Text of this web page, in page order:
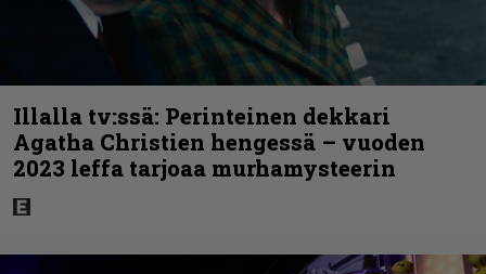
Illalla tv:ssä: Perinteinen dekkari
Agatha Christien hengessä – vuoden
2023 leffa tarjoaa murhamysteerin